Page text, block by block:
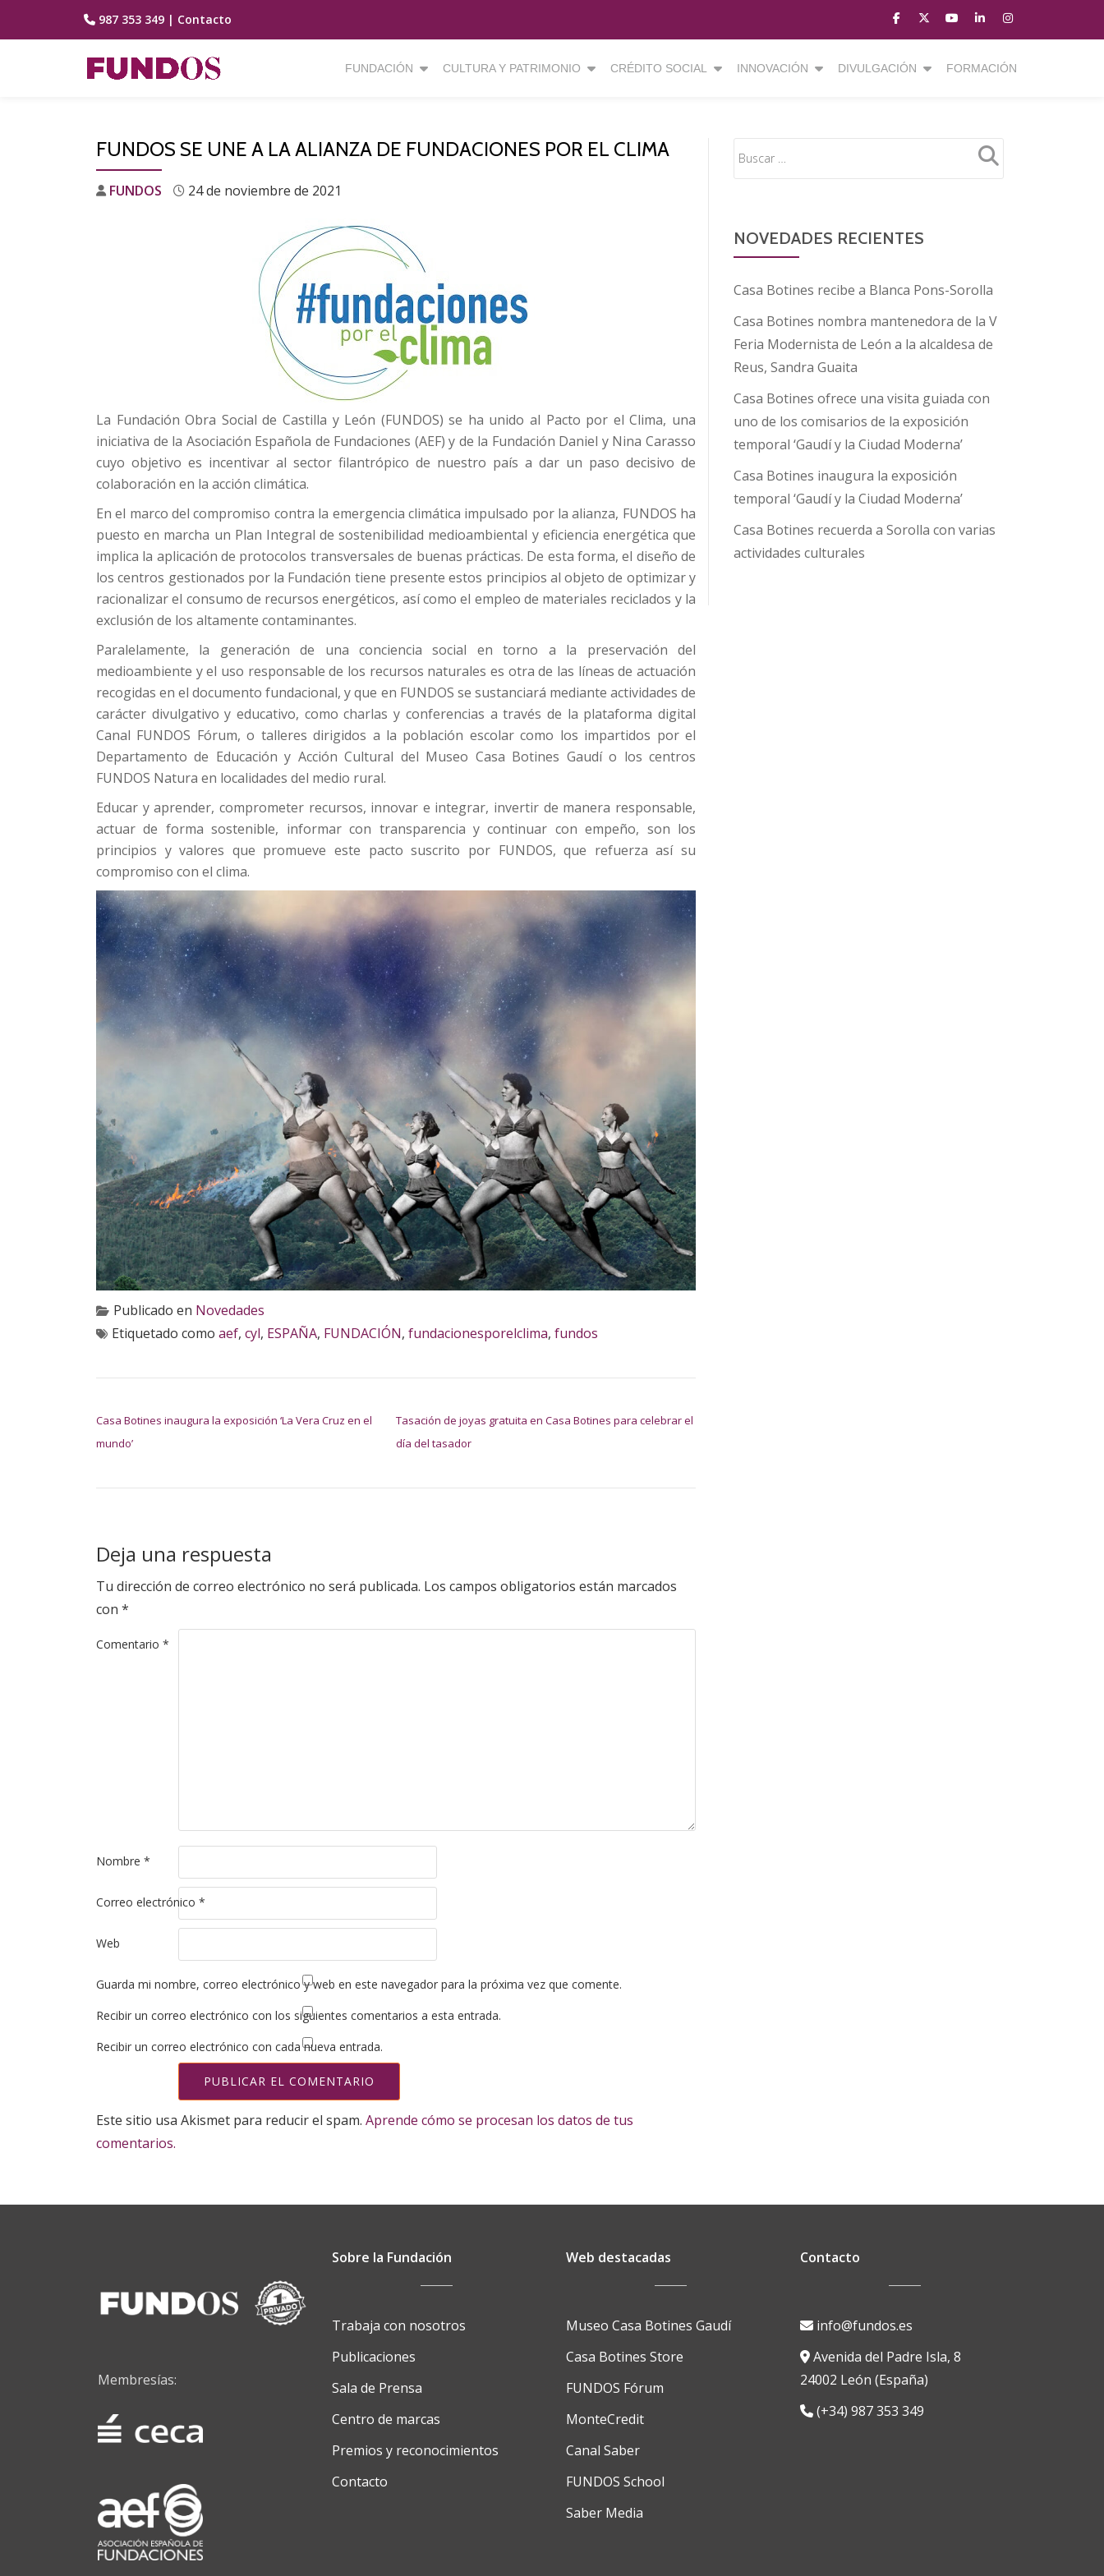
Saltar
987 353 349 | Contacto
fa-
facebook
fa-
brands
fa-
fa-
youtube-
play
fa-
linkedin
fa-
instagram
FUNDACIÓN CULTURA Y PATRIMONIO CRÉDITO SOCIAL INNOVACIÓN DIVULGACIÓN FORMACIÓN
FUNDOS SE UNE A LA ALIANZA DE FUNDACIONES POR EL CLIMA
FUNDOS 24 de noviembre de 2021
La Fundación Obra Social de Castilla y León (FUNDOS) se ha unido al Pacto por el Clima, una
iniciativa de la Asociación Española de Fundaciones (AEF) y de la Fundación Daniel y Nina Carasso
cuyo objetivo es incentivar al sector filantrópico de nuestro país a dar un paso decisivo de
colaboración en la acción climática.
En el marco del compromiso contra la emergencia climática impulsado por la alianza, FUNDOS ha
puesto en marcha un Plan Integral de sostenibilidad medioambiental y eficiencia energética que
implica la aplicación de protocolos transversales de buenas prácticas. De esta forma, el diseño de
los centros gestionados por la Fundación tiene presente estos principios al objeto de optimizar y
racionalizar el consumo de recursos energéticos, así como el empleo de materiales reciclados y la
exclusión de los altamente contaminantes.
Paralelamente, la generación de una conciencia social en torno a la preservación del
medioambiente y el uso responsable de los recursos naturales es otra de las líneas de actuación
recogidas en el documento fundacional, y que en FUNDOS se sustanciará mediante actividades de
carácter divulgativo y educativo, como charlas y conferencias a través de la plataforma digital
Canal FUNDOS Fórum, o talleres dirigidos a la población escolar como los impartidos por el
Departamento de Educación y Acción Cultural del Museo Casa Botines Gaudí o los centros
FUNDOS Natura en localidades del medio rural.
Educar y aprender, comprometer recursos, innovar e integrar, invertir de manera responsable,
actuar de forma sostenible, informar con transparencia y continuar con empeño, son los
principios y valores que promueve este pacto suscrito por FUNDOS, que refuerza así su
compromiso con el clima.
Publicado en Novedades
Etiquetado como aef, cyl, ESPAÑA, FUNDACIÓN, fundacionesporelclima, fundos
Casa Botines inaugura la exposición ‘La Vera Cruz en el
mundo’
Tasación de joyas gratuita en Casa Botines para celebrar el
día del tasador
Deja una respuesta
Tu dirección de correo electrónico no será publicada. Los campos obligatorios están marcados
con *
Comentario *
Nombre *
Correo electrónico *
Web
Guarda mi nombre, correo electrónico y web en este navegador para la próxima vez que comente.
Recibir un correo electrónico con los siguientes comentarios a esta entrada.
Recibir un correo electrónico con cada nueva entrada.
Este sitio usa Akismet para reducir el spam. Aprende cómo se procesan los datos de tus
comentarios.
NOVEDADES RECIENTES
Casa Botines recibe a Blanca Pons-Sorolla
Casa Botines nombra mantenedora de la V
Feria Modernista de León a la alcaldesa de
Reus, Sandra Guaita
Casa Botines ofrece una visita guiada con
uno de los comisarios de la exposición
temporal ‘Gaudí y la Ciudad Moderna’
Casa Botines inaugura la exposición
temporal ‘Gaudí y la Ciudad Moderna’
Casa Botines recuerda a Sorolla con varias
actividades culturales
Membresías:
Sobre la Fundación
Trabaja con nosotros
Publicaciones
Sala de Prensa
Centro de marcas
Premios y reconocimientos
Contacto
Web destacadas
Museo Casa Botines Gaudí
Casa Botines Store
FUNDOS Fórum
MonteCredit
Canal Saber
FUNDOS School
Saber Media
Contacto
info@fundos.es
Avenida del Padre Isla, 8
24002 León (España)
(+34) 987 353 349